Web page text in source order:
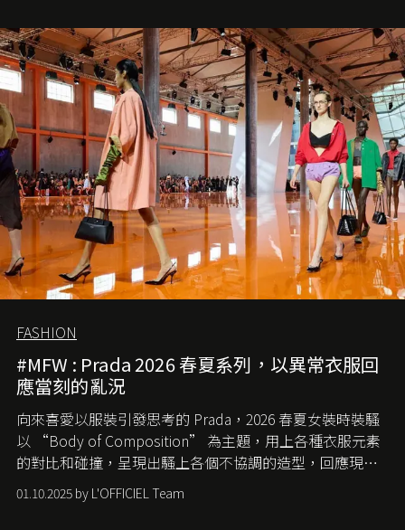
愛它的雋永與優雅。那麼這個手袋是怎麼誕生的呢？又為
甚麼取名叫 2.55 ？今天就由《L'Officiel HK》帶你穿越流金
歲月，回顧 2.55 的誕生故事。
FASHION
#MFW : Prada 2026 春夏系列，以異常衣服回
應當刻的亂況
向來喜愛以服裝引發思考的 Prada，2026 春夏女裝時裝騷
以 “Body of Composition” 為主題，用上各種衣服元素
的對比和碰撞，呈現出騷上各個不協調的造型，回應現今
社會各種資訊、文化超載的現象。
01.10.2025 by L'OFFICIEL Team